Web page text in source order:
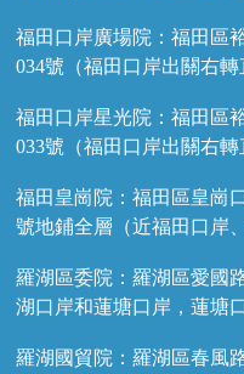
福田口岸廣場院：福田區
034號（福田口岸出關右轉
福田口岸星光院：福田區
033號（福田口岸出關右轉
福田皇崗院：福田區皇崗
號地鋪全層（近福田口岸
羅湖區委院：羅湖區愛國
湖口岸和蓮塘口岸，蓮塘
羅湖國貿院：羅湖區春風